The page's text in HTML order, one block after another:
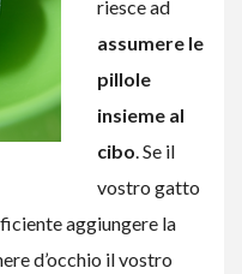
riesce ad
assumere le
pillole
insieme al
cibo . Se il
vostro gatto
aggiungere la
d’occhio il vostro